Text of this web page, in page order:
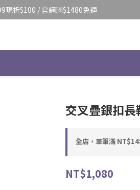
現折$100 / 官網滿$1480免運
交叉疊銀扣
全店，單筆滿
NT$1,080